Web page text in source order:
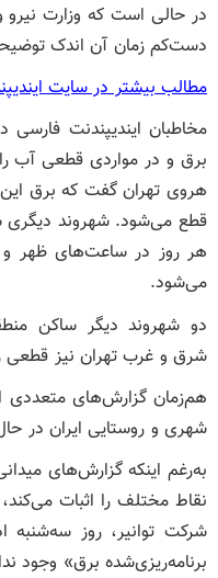
در حالی است که وزارت نیرو
دست‌کم زمان آن اندک
مطالب بیشتر در سایت
مخاطبان ایندیپندنت
برق و در مواردی قطعی آب را
هروی تهران گفت که برق
قطع می‌شود. شهروند دیگری
هر روز در ساعت‌های ظهر و
می‌شود.
دو شهروند دیگر ساکن
شرق و غرب تهران نیز قطعی
هم‌زمان گزارش‌های متعددی
شهری و روستایی ایران در
به‌رغم اینکه گزارش‌های
نقاط مختلف را اثبات
شرکت توانیر، روز
برنامه‌ریزی‌شده برق» وجود